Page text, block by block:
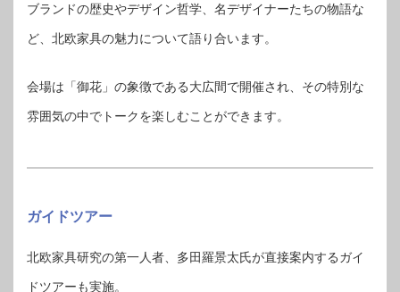
ブランドの歴史やデザイン哲学、名デザイナーたちの物語な
ど、北欧家具の魅力について語り合います。
会場は「御花」の象徴である大広間で開催され、その特別な
雰囲気の中でトークを楽しむことができます。
ガイドツアー
北欧家具研究の第一人者、多田羅景太氏が直接案内するガイ
ドツアーも実施。